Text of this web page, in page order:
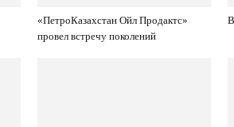
«ПетроКазахстан Ойл Продактс»
провел встречу поколений